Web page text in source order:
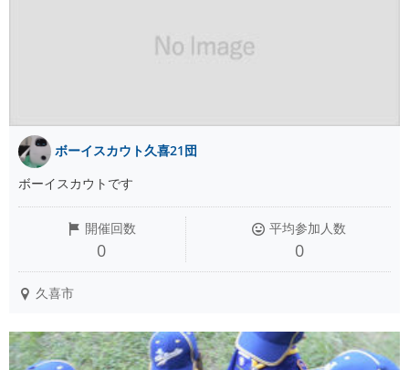
ボーイスカウト久喜21団
ボーイスカウトです
開催回数
0
平均参加人数
0
久喜市